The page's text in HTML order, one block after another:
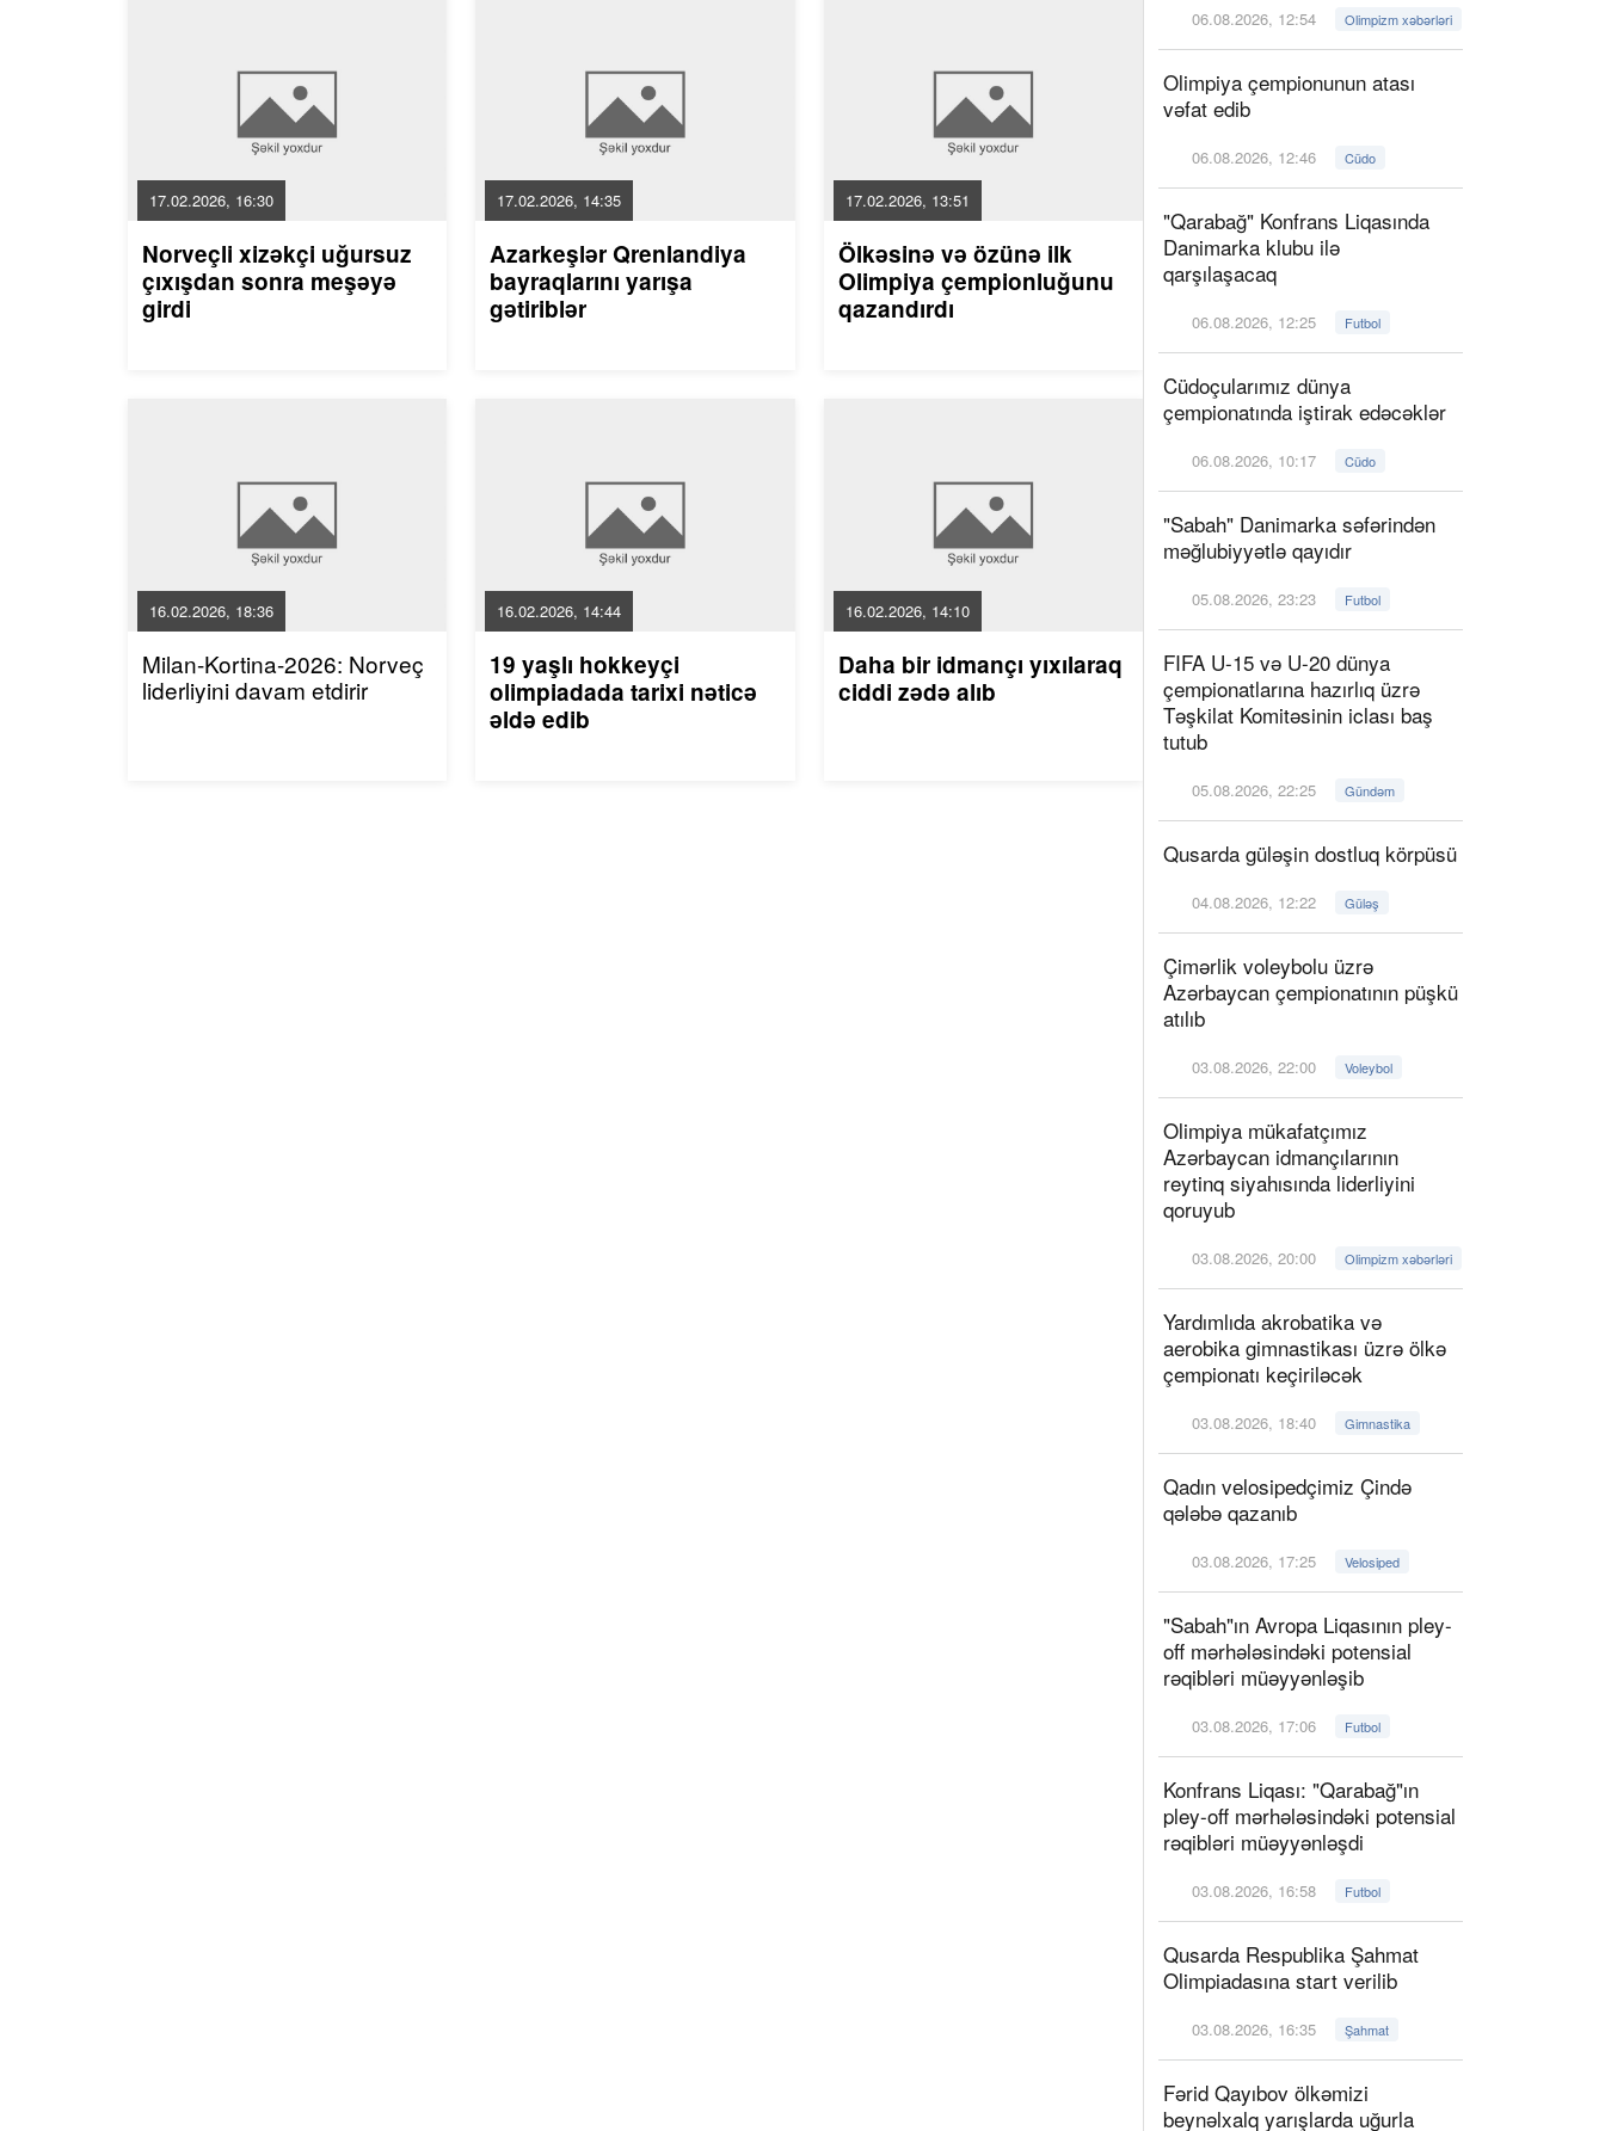
17.02.2026, 16:30
Norveçli xizəkçi uğursuz
çıxışdan sonra meşəyə
girdi
17.02.2026, 14:35
Azarkeşlər Qrenlandiya
bayraqlarını yarışa
gətiriblər
17.02.2026, 13:51
Ölkəsinə və özünə ilk
Olimpiya çempionluğunu
qazandırdı
16.02.2026, 18:36
Milan-Kortina-2026: Norveç
liderliyini davam etdirir
16.02.2026, 14:44
19 yaşlı hokkeyçi
olimpiadada tarixi nəticə
əldə edib
16.02.2026, 14:10
Daha bir idmançı yıxılaraq
ciddi zədə alıb
06.08.2026, 12:54 Olimpizm xəbərləri
Olimpiya çempionunun atası
vəfat edib
06.08.2026, 12:46 Cüdo
"Qarabağ" Konfrans Liqasında
Danimarka klubu ilə
qarşılaşacaq
06.08.2026, 12:25 Futbol
Cüdoçularımız dünya
çempionatında iştirak edəcəklər
06.08.2026, 10:17 Cüdo
"Sabah" Danimarka səfərindən
məğlubiyyətlə qayıdır
05.08.2026, 23:23 Futbol
FIFA U-15 və U-20 dünya
çempionatlarına hazırlıq üzrə
Təşkilat Komitəsinin iclası baş
tutub
05.08.2026, 22:25 Gündəm
Qusarda güləşin dostluq körpüsü
04.08.2026, 12:22 Güləş
Çimərlik voleybolu üzrə
Azərbaycan çempionatının püşkü
atılıb
03.08.2026, 22:00 Voleybol
Olimpiya mükafatçımız
Azərbaycan idmançılarının
reytinq siyahısında liderliyini
qoruyub
03.08.2026, 20:00 Olimpizm xəbərləri
Yardımlıda akrobatika və
aerobika gimnastikası üzrə ölkə
çempionatı keçiriləcək
03.08.2026, 18:40 Gimnastika
Qadın velosipedçimiz Çində
qələbə qazanıb
03.08.2026, 17:25 Velosiped
"Sabah"ın Avropa Liqasının pley-
off mərhələsindəki potensial
rəqibləri müəyyənləşib
03.08.2026, 17:06 Futbol
Konfrans Liqası: "Qarabağ"ın
pley-off mərhələsindəki potensial
rəqibləri müəyyənləşdi
03.08.2026, 16:58 Futbol
Qusarda Respublika Şahmat
Olimpiadasına start verilib
03.08.2026, 16:35 Şahmat
Fərid Qayıbov ölkəmizi
beynəlxalq yarışlarda uğurla